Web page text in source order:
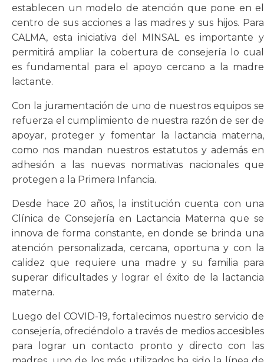
establecen un modelo de atención que pone en el
centro de sus acciones a las madres y sus hijos. Para
CALMA, esta iniciativa del MINSAL es importante y
permitirá ampliar la cobertura de consejería lo cual
es fundamental para el apoyo cercano a la madre
lactante.
Con la juramentación de uno de nuestros equipos se
refuerza el cumplimiento de nuestra razón de ser de
apoyar, proteger y fomentar la lactancia materna,
como nos mandan nuestros estatutos y además en
adhesión a las nuevas normativas nacionales que
protegen a la Primera Infancia.
Desde hace 20 años, la institución cuenta con una
Clínica de Consejería en Lactancia Materna que se
innova de forma constante, en donde se brinda una
atención personalizada, cercana, oportuna y con la
calidez que requiere una madre y su familia para
superar dificultades y lograr el éxito de la lactancia
materna.
Luego del COVID-19, fortalecimos nuestro servicio de
consejería, ofreciéndolo a través de medios accesibles
para lograr un contacto pronto y directo con las